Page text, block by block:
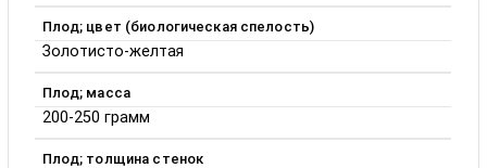
Плод; цвет (биологическая спелость)
Золотисто-желтая
Плод; масса
200-250 грамм
Плод; толщина стенок